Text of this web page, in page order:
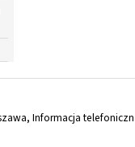
Informacja